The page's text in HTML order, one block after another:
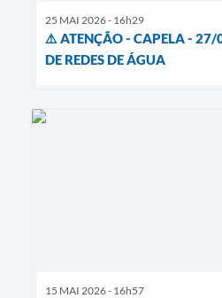
25 MAI 2026 - 16h29
⚠️ ATENÇÃO - CAPELA - 27/
DE REDES DE ÁGUA
15 MAI 2026 - 16h57